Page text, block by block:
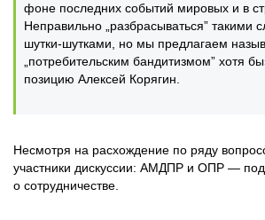
фоне последних событий мировых и в
Неправильно „разбрасываться” такими
шутки-шутками, но мы предлагаем
„потребительским бандитизмом” хотя
позицию Алексей Корягин.
Несмотря на расхождение по ряду
участники дискуссии: АМДПР и ОПР —
о сотрудничестве.